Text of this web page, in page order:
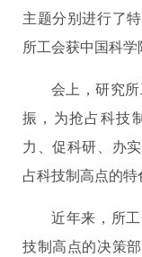
主题分别进行了
所工会获中国科学
会上，研究
振，为抢占科技
力、促科研、办
占科技制高点的特
近年来，所
技制高点的决策